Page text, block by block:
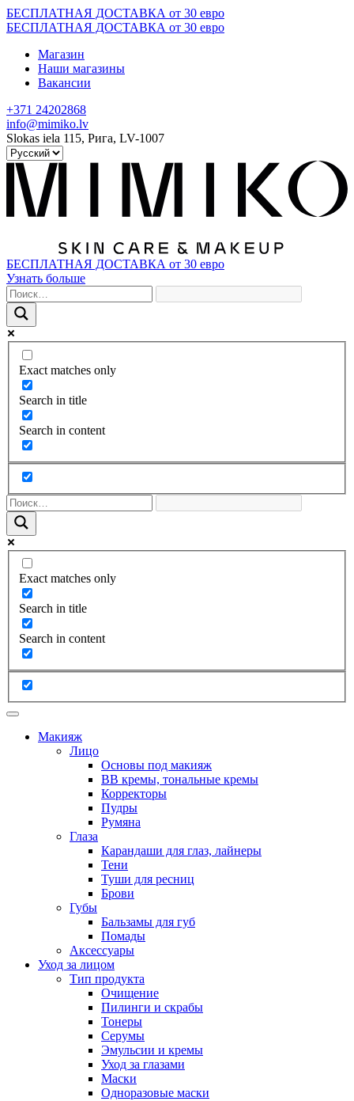
Skip
to
БЕСПЛАТНАЯ ДОСТАВКА от 30 евро
БЕСПЛАТНАЯ ДОСТАВКА от 30 евро
Магазин
Наши магазины
Вакансии
+371 24202868
info@mimiko.lv
Slokas iela 115, Рига, LV-1007
БЕСПЛАТНАЯ ДОСТАВКА от 30 евро
Узнать больше
Exact matches only
Search in title
Search in content
Exact matches only
Search in title
Search in content
Макияж
Лицо
Основы под макияж
BB кремы, тональные кремы
Корректоры
Пудры
Румяна
Глаза
Карандаши для глаз, лайнеры
Тени
Туши для ресниц
Брови
Губы
Бальзамы для губ
Помады
Аксессуары
Уход за лицом
Тип продукта
Очищение
Пилинги и скрабы
Тонеры
Серумы
Эмульсии и кремы
Уход за глазами
Маски
Одноразовые маски